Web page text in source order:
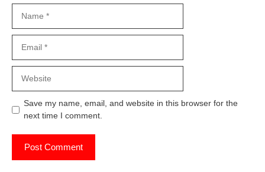
Save my name, email, and website in this browser for the
next time I comment.